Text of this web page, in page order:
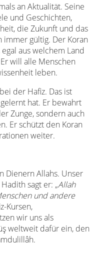
an Aktualität. Seine
und Geschichten,
die Zukunft und das
immer gültig. Der Koran
aus welchem Land
will alle Menschen
leben.
der Hafiz. Das ist
hat. Er bewahrt
Zunge, sondern auch
Er schützt den Koran
weiter.
Dienern Allahs. Unser
sagt er: „Allah
und andere
Kursen,
wir uns als
weltweit dafür ein, den